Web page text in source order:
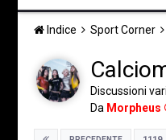
Indice Sport Corner
Discussioni
Da Morpheus